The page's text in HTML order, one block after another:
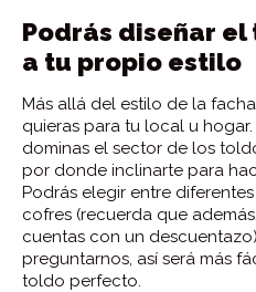
Podrás diseñar
a tu propio estilo
Más allá del estilo de la
quieras para tu local u
dominas el sector de los
por donde inclinarte para
Podrás elegir entre
cofres (recuerda que
cuentas con un
preguntarnos, así será más
toldo perfecto.